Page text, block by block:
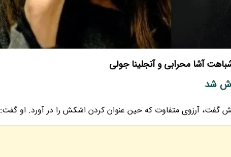
آشا محرابی و آنجلینا جولی
گفت، آرزوی متفاوت که حین عنوان کردن اشکش را در آورد. او گفت: